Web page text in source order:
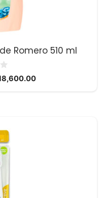
Romero 510 ml
El